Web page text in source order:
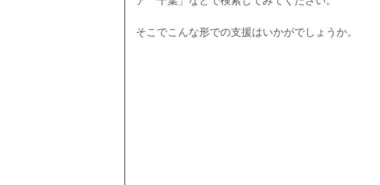
そこでこんな形での支援はいかがでしょうか。